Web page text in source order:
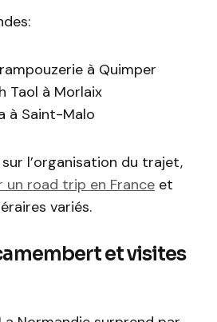
à Quimper
Taol à Morlaix
à Saint-Malo
l’organisation du trajet,
un road trip en France et
variés.
et visites